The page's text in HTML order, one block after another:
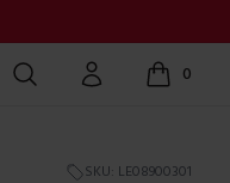
Cerca Account 0
items in
SKU: LE08900301